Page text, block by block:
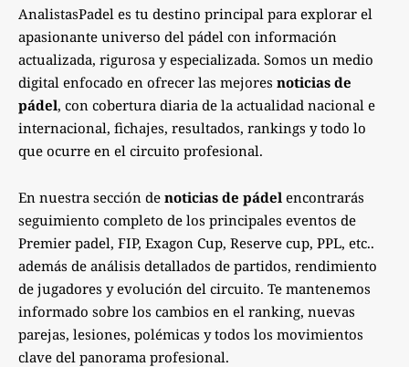
AnalistasPadel es tu destino principal para explorar el
apasionante universo del pádel con información
actualizada, rigurosa y especializada. Somos un medio
digital enfocado en ofrecer las mejores noticias de
pádel, con cobertura diaria de la actualidad nacional e
internacional, fichajes, resultados, rankings y todo lo
que ocurre en el circuito profesional.
En nuestra sección de noticias de pádel encontrarás
seguimiento completo de los principales eventos de
Premier padel, FIP, Exagon Cup, Reserve cup, PPL, etc..
además de análisis detallados de partidos, rendimiento
de jugadores y evolución del circuito. Te mantenemos
informado sobre los cambios en el ranking, nuevas
parejas, lesiones, polémicas y todos los movimientos
clave del panorama profesional.